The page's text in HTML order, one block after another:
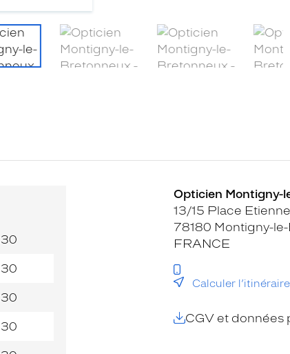
Opticien Montigny-
13/15 Place
78180 Montigny-
FRANCE
Calculer l’itinéraire
CGV et données